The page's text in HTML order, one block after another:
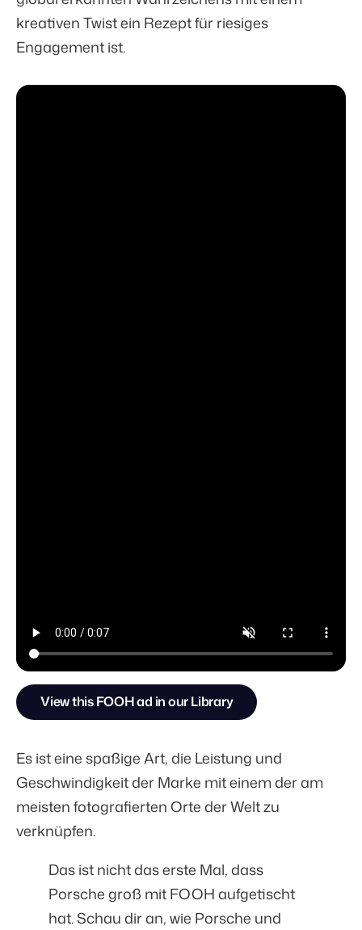
kreativen Twist ein Rezept fürriesiges
Engagementist.
View this FOOH ad in our Library
Es ist eine spaßige Art, die Leistung und
Geschwindigkeit der Marke mit einem der am
meisten fotografierten Orte der Welt zu
verknüpfen.
Das ist nicht das erste Mal, dass
Porsche groß mit FOOH aufgetischt
hat. Schau dir an, wie Porsche und